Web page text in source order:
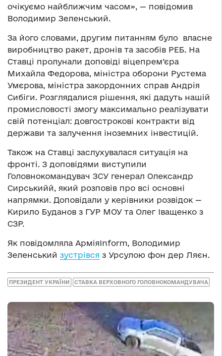
очікуємо найближчим часом», — повідомив
Володимир Зеленський.
За його словами, другим питанням було власне
виробництво ракет, дронів та засобів РЕБ. На
Ставці пролунали доповіді віцепрем’єра
Михайла Федорова, міністра оборони Рустема
Умєрова, міністра закордонних справ Андрія
Сибіги. Розглядалися рішення, які дадуть нашій
промисловості змогу максимально реалізувати
свій потенціал: довгострокові контракти від
держави та залучення іноземних інвестицій.
Також на Ставці заслухувалася ситуація на
фронті. З доповідями виступили
Головнокомандувач ЗСУ генерал Олександр
Сирськийй, який розповів про всі основні
напрямки. Доповідали у керівники розвідок —
Кирило Буданов з ГУР МОУ та Олег Іващенко з
СЗР.
Як повідомляла АрміяInform, Володимир
Зеленський зустрівся з Урсулою фон дер Ляєн.
ПРЕЗИДЕНТ УКРАЇНИ СТАВКА ВЕРХОВНОГО ГОЛОВНОКОМАНДУВАЧА